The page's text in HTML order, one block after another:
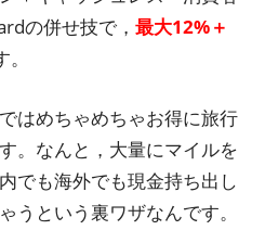
の併せ技で， 最大12%＋
はめちゃめちゃお得に旅行
。なんと，大量にマイルを
でも海外でも現金持ち出し
うという裏ワザなんです。